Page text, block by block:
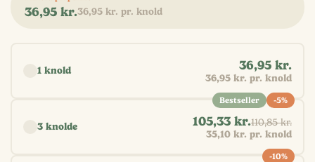
Normal
36,95 kr.36,95 kr. pr. knold
1 knold 36,95 kr.
36,95 kr. pr. knold
3 knolde 105,33 kr.110,85 kr.
35,10 kr. pr. knold
Bestseller -5%
-10%